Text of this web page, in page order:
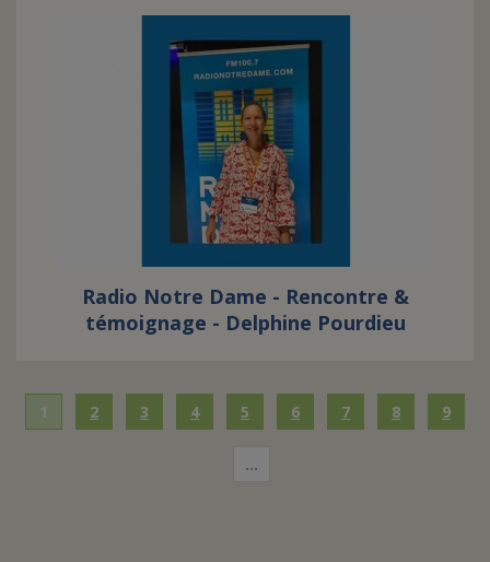
Radio Notre Dame - Rencontre &
témoignage - Delphine Pourdieu
1 2 3 4 5 6 7 8 9
…